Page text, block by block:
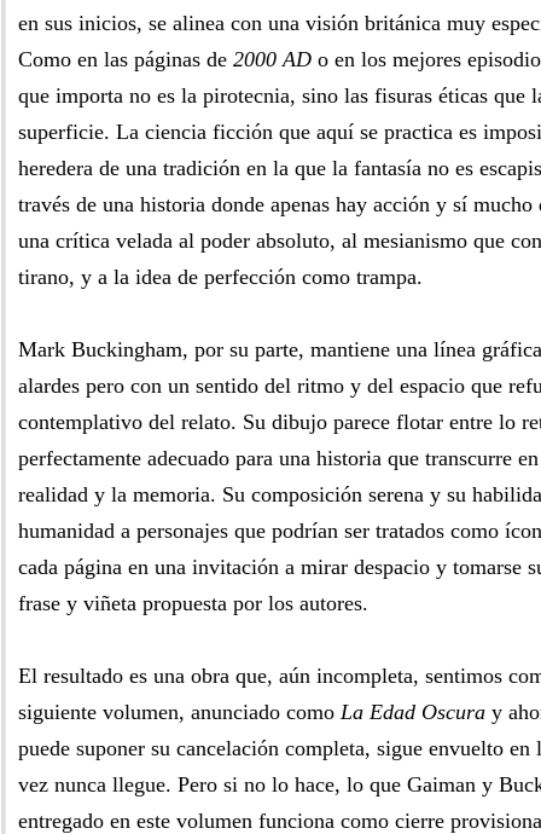
en sus inicios, se alinea con una visión británica muy
Como en las páginas de 2000 AD o en los mejores
que importa no es la pirotecnia, sino las fisuras éticas que
superficie. La ciencia ficción que aquí se practica es
heredera de una tradición en la que la fantasía no es
través de una historia donde apenas hay acción y sí
una crítica velada al poder absoluto, al mesianismo que
tirano, y a la idea de perfección como trampa.
Mark Buckingham, por su parte, mantiene una línea
alardes pero con un sentido del ritmo y del espacio que
contemplativo del relato. Su dibujo parece flotar entre lo
perfectamente adecuado para una historia que transcurre
realidad y la memoria. Su composición serena y su
humanidad a personajes que podrían ser tratados como
cada página en una invitación a mirar despacio y tomarse
frase y viñeta propuesta por los autores.
El resultado es una obra que, aún incompleta, sentimos
siguiente volumen, anunciado como La Edad Oscura y
puede suponer su cancelación completa, sigue envuelto
vez nunca llegue. Pero si no lo hace, lo que Gaiman y
entregado en este volumen funciona como cierre